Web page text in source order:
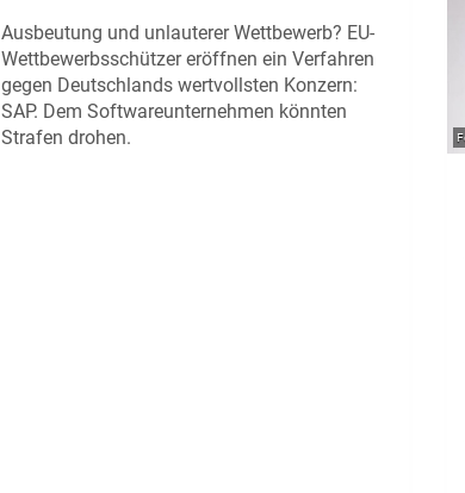
Ausbeutung und unlauterer Wettbewerb? EU-
Wettbewerbsschützer eröffnen ein Verfahren
gegen Deutschlands wertvollsten Konzern:
SAP. Dem Softwareunternehmen könnten
Strafen drohen.